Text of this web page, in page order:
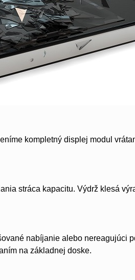
kompletný displej modul
stráca kapacitu. Výdrž klesá
nabíjanie alebo nereagujúci
na základnej doske.